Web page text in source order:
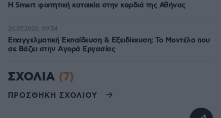
Η Smart φοιτητική κατοικία στην καρδιά της Αθήνας
Επαγγελματική Εκπαίδευση & Εξειδίκευση: Το Mοντέλο που
σε Bάζει στην Aγορά Eργασίας
26.07.2026, 09:54
ΣΧΟΛΙΑ (7)
ΠΡΟΣΘΗΚΗ ΣΧΟΛΙΟΥ